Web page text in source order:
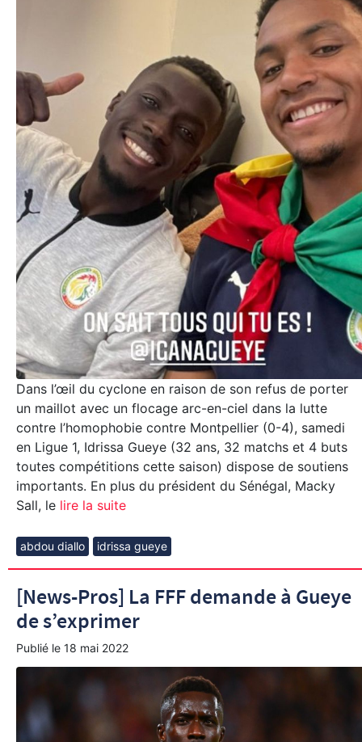
Dans l’œil du cyclone en raison de son refus de porter
un maillot avec un flocage arc-en-ciel dans la lutte
contre l’homophobie contre Montpellier (0-4), samedi
en Ligue 1, Idrissa Gueye (32 ans, 32 matchs et 4 buts
toutes compétitions cette saison) dispose de soutiens
importants. En plus du président du Sénégal, Macky
Sall, le lire la suite
abdou diallo idrissa gueye
[News-Pros] La FFF demande à Gueye
de s’exprimer
Publié le 18 mai 2022